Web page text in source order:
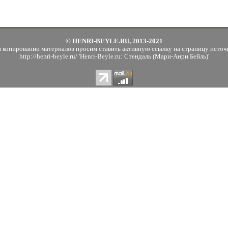
© HENRI-BEYLE.RU, 2013-2021
материалов просим ставить активную ссылку на страницу
http://henri-beyle.ru/ 'Henri-Beyle.ru: Стендаль (Мари-Анри Бейль)'